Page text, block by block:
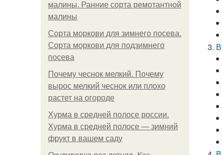
малины. Ранние сорта ремотантной
малины
Сорта моркови для зимнего посева.
Сорта моркови для подзимнего
посева
Почему чеснок мелкий. Почему
вырос мелкий чеснок или плохо
растет на огороде
Хурма в средней полосе россии.
Хурма в средней полосе — зимний
фрукт в вашем саду